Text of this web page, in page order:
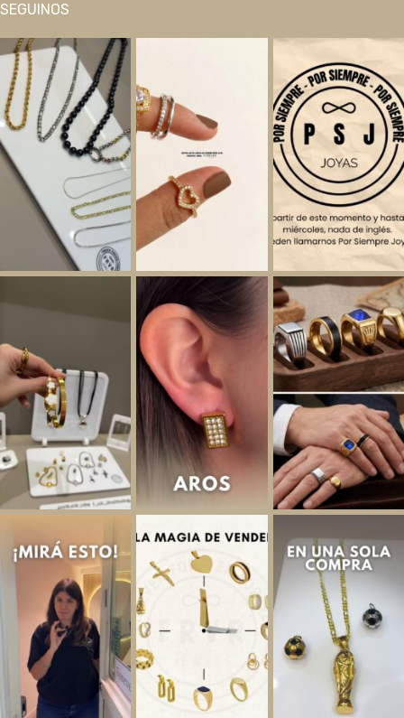
SEGUINOS